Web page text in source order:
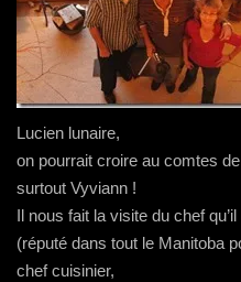
Lucien lunaire,
on pourrait croire au comtes
surtout Vyviann !
Il nous fait la visite du chef
(réputé dans tout le Manitoba
chef cuisinier,